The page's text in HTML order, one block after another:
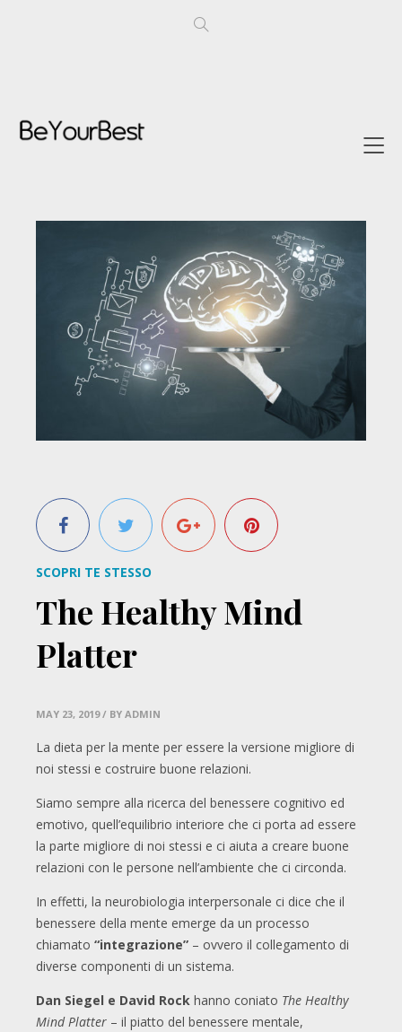
SCOPRI TE STESSO
The Healthy Mind
Platter
MAY 23, 2019 / BY ADMIN
La dieta per la mente per essere la versione migliore di
noi stessi e costruire buone relazioni.
Siamo sempre alla ricerca del benessere cognitivo ed
emotivo, quell’equilibrio interiore che ci porta ad essere
la parte migliore di noi stessi e ci aiuta a creare buone
relazioni con le persone nell’ambiente che ci circonda.
In effetti, la neurobiologia interpersonale ci dice che il
benessere della mente emerge da un processo
chiamato “integrazione” – ovvero il collegamento di
diverse componenti di un sistema.
Dan Siegel e David Rock hanno coniato The Healthy
Mind Platter – il piatto del benessere mentale,